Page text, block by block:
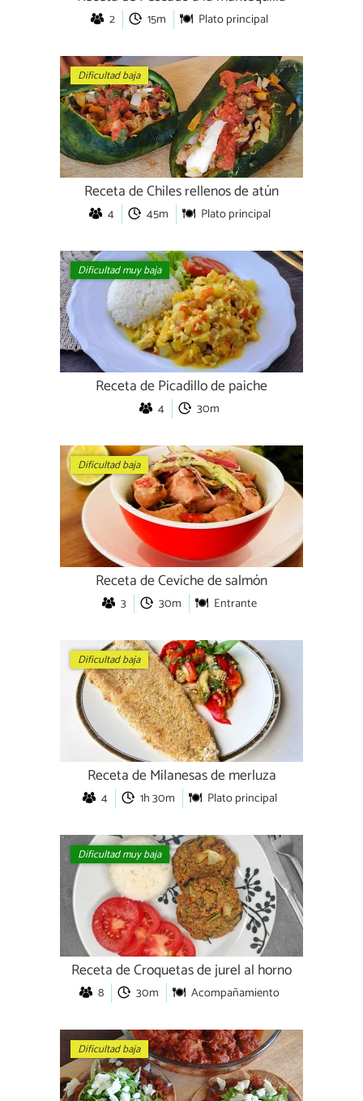
2 15m Plato principal
Dificultad baja
Receta de Chiles rellenos de atún
4 45m Plato principal
Dificultad muy baja
Receta de Picadillo de paiche
4 30m
Dificultad baja
Receta de Ceviche de salmón
3 30m Entrante
Dificultad baja
Receta de Milanesas de merluza
4 1h 30m Plato principal
Dificultad muy baja
Receta de Croquetas de jurel al horno
8 30m Acompañamiento
Dificultad baja